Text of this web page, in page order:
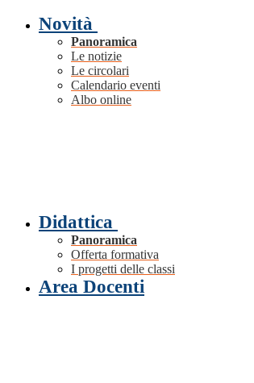
Novità
Panoramica
Le notizie
Le circolari
Calendario eventi
Albo online
Didattica
Panoramica
Offerta formativa
I progetti delle classi
Area Docenti